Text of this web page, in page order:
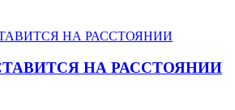
НА РАССТОЯНИИ